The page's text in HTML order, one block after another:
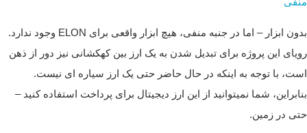
بدون ابزار – اما در جنبه منفی، هیچ ابزار واقعی برای ELON وجود ندارد.
رویای این پروژه برای تبدیل شدن به یک ارز بین کهکشانی نیز دور از ذهن
است، با توجه به اینکه در حال حاضر حتی یک ارز سیاره ای نیست.
بنابراین، شما نمیتوانید از این ارز دیجیتال برای پرداخت استفاده کنید –
حتی در زمین.